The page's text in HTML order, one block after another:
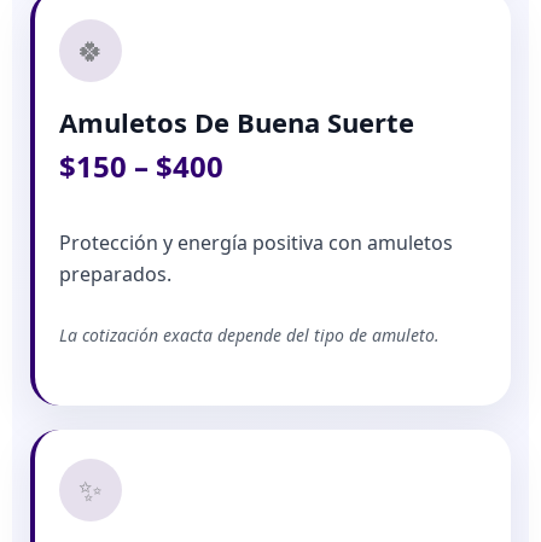
🍀
Amuletos De Buena Suerte
$150 – $400
Protección y energía positiva con amuletos
preparados.
La cotización exacta depende del tipo de amuleto.
✨